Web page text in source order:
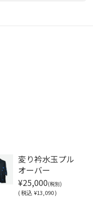
変り衿水玉プル
オーバー
¥25,000(税別)
(税込 ¥13,090 )